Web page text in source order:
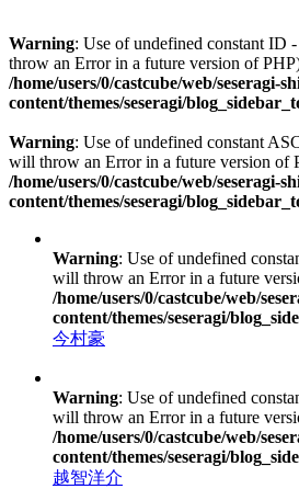
Warning: Use of undefined constant ID
throw an Error in a future version of
/home/users/0/castcube/web/seseragi-
content/themes/seseragi/
Warning: Use of undefined constant
will throw an Error in a future version of
/home/users/0/castcube/web/seseragi-
content/themes/seseragi/
Warning: Use of undefined
will throw an Error in a future
/home/users/0/castcube/web/
content/themes/seseragi/
今村豪
Warning: Use of undefined
will throw an Error in a future
/home/users/0/castcube/web/
content/themes/seseragi/
越智洋介